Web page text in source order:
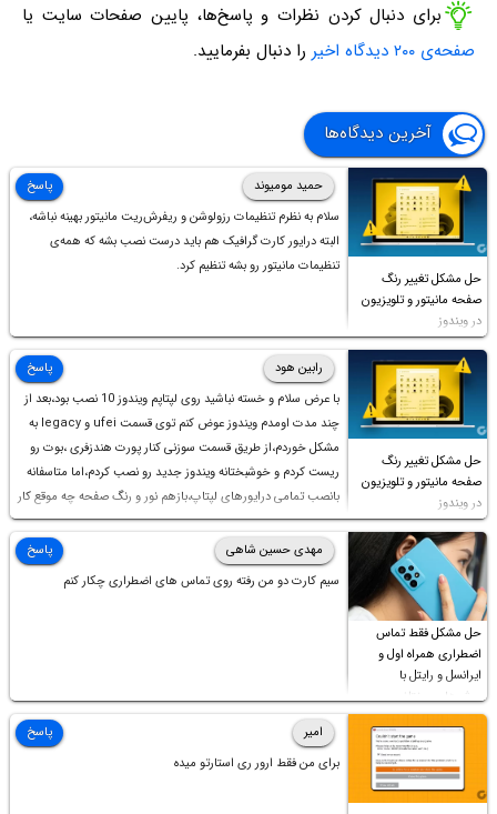
برای دنبال کردن نظرات و پاسخ‌ها، پایین صفحات سایت یا
صفحه‌ی ۲۰۰ دیدگاه اخیر
را دنبال بفرمایید.
آخرین دیدگاه‌ها
حل مشکل تغییر رنگ
صفحه مانیتور و تلویزیون
در ویندوز
حمید مومیوند
سلام به نظرم تنظیمات رزولوشن و ریفرش‌ریت مانیتور بهینه نباشه،
البته درایور کارت گرافیک هم باید درست نصب بشه که همه‌ی
تنظیمات مانیتور رو بشه تنظیم کرد.
پاسخ
حل مشکل تغییر رنگ
صفحه مانیتور و تلویزیون
در ویندوز
رابین هود
با عرض سلام و خسته نباشید روی لپتاپم ویندوز 10 نصب بود،بعد از
چند مدت اومدم ویندوز عوض کنم توی قسمت ufei و legacy به
مشکل خوردم،از طریق قسمت سوزنی کنار پورت هندزفری ،بوت رو
ریست کردم و خوشبختانه ویندوز جدید رو نصب کردم،اما متاسفانه
بانصب تمامی درایورهای لپتاپ،بازهم نور و رنگ صفحه چه موقع کار
چه موقع پخش فیلم مثل سابق نیست(نور زیاده و بی کیفیت)،با
ابدیت کردن کارت گرافیک،کالیبره کردن و غیره هم نور و رنگ درست
نشد (انگار تصویر ماته)، خواهشمند است راهنمایی فرمایید باتشکر
پاسخ
حل مشکل فقط تماس
اضطراری همراه اول و
ایرانسل و رایتل با
روش‌های مختلف
مهدی حسین شاهی
سیم کارت دو من رفته روی تماس های اضطراری چکار کنم
پاسخ
امیر
برای من فقط ارور ری استارتو میده
پاسخ